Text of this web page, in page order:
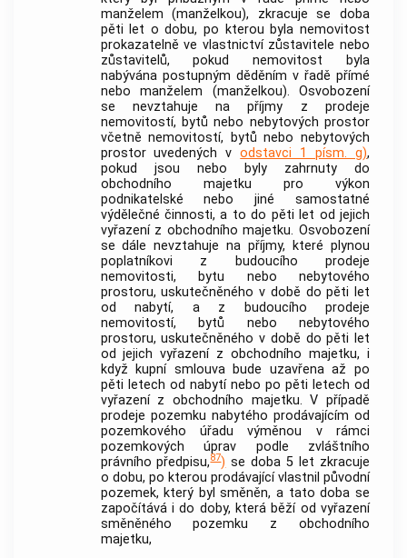
manželem (manželkou), zkracuje se doba
pěti let o dobu, po kterou byla nemovitost
prokazatelně ve vlastnictví zůstavitele nebo
zůstavitelů, pokudnemovitost byla
nabývána postupným děděním v řadě přímé
nebo manželem (manželkou). Osvobození
se nevztahuje na příjmy z prodeje
nemovitostí, bytů nebo nebytových prostor
včetněnemovitostí, bytů nebo nebytových
prostor uvedených vodstavci 1 písm. g),
pokud jsou nebo byly zahrnuty do
obchodního majetku pro výkon
podnikatelské nebo jiné samostatné
výdělečné činnosti, a to do pěti let od jejich
vyřazení z obchodního majetku. Osvobození
se dále nevztahuje na příjmy, které plynou
poplatníkovi z budoucího prodeje
nemovitosti, bytu nebo nebytového
prostoru, uskutečněného v době do pěti let
od nabytí, a z budoucího prodeje
nemovitostí, bytů nebo nebytového
prostoru, uskutečněného v době do pěti let
od jejich vyřazení zobchodního majetku, i
když kupní smlouva bude uzavřena až po
pěti letech od nabytí nebo po pěti letech od
vyřazení z obchodního majetku. V případě
prodeje pozemku nabytého prodávajícím od
pozemkového úřadu výměnou v rámci
pozemkových úprav podle zvláštního
právního předpisu,87) se doba 5 let zkracuje
o dobu, po kterou prodávající vlastnil původní
pozemek, který byl směněn, a tato doba se
započítává i do doby, která běží od vyřazení
směněného pozemku z obchodního
majetku,